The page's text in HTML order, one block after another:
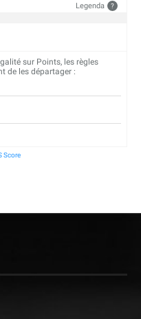
Legenda ?
sur Points, les règles
de les départager :
Score